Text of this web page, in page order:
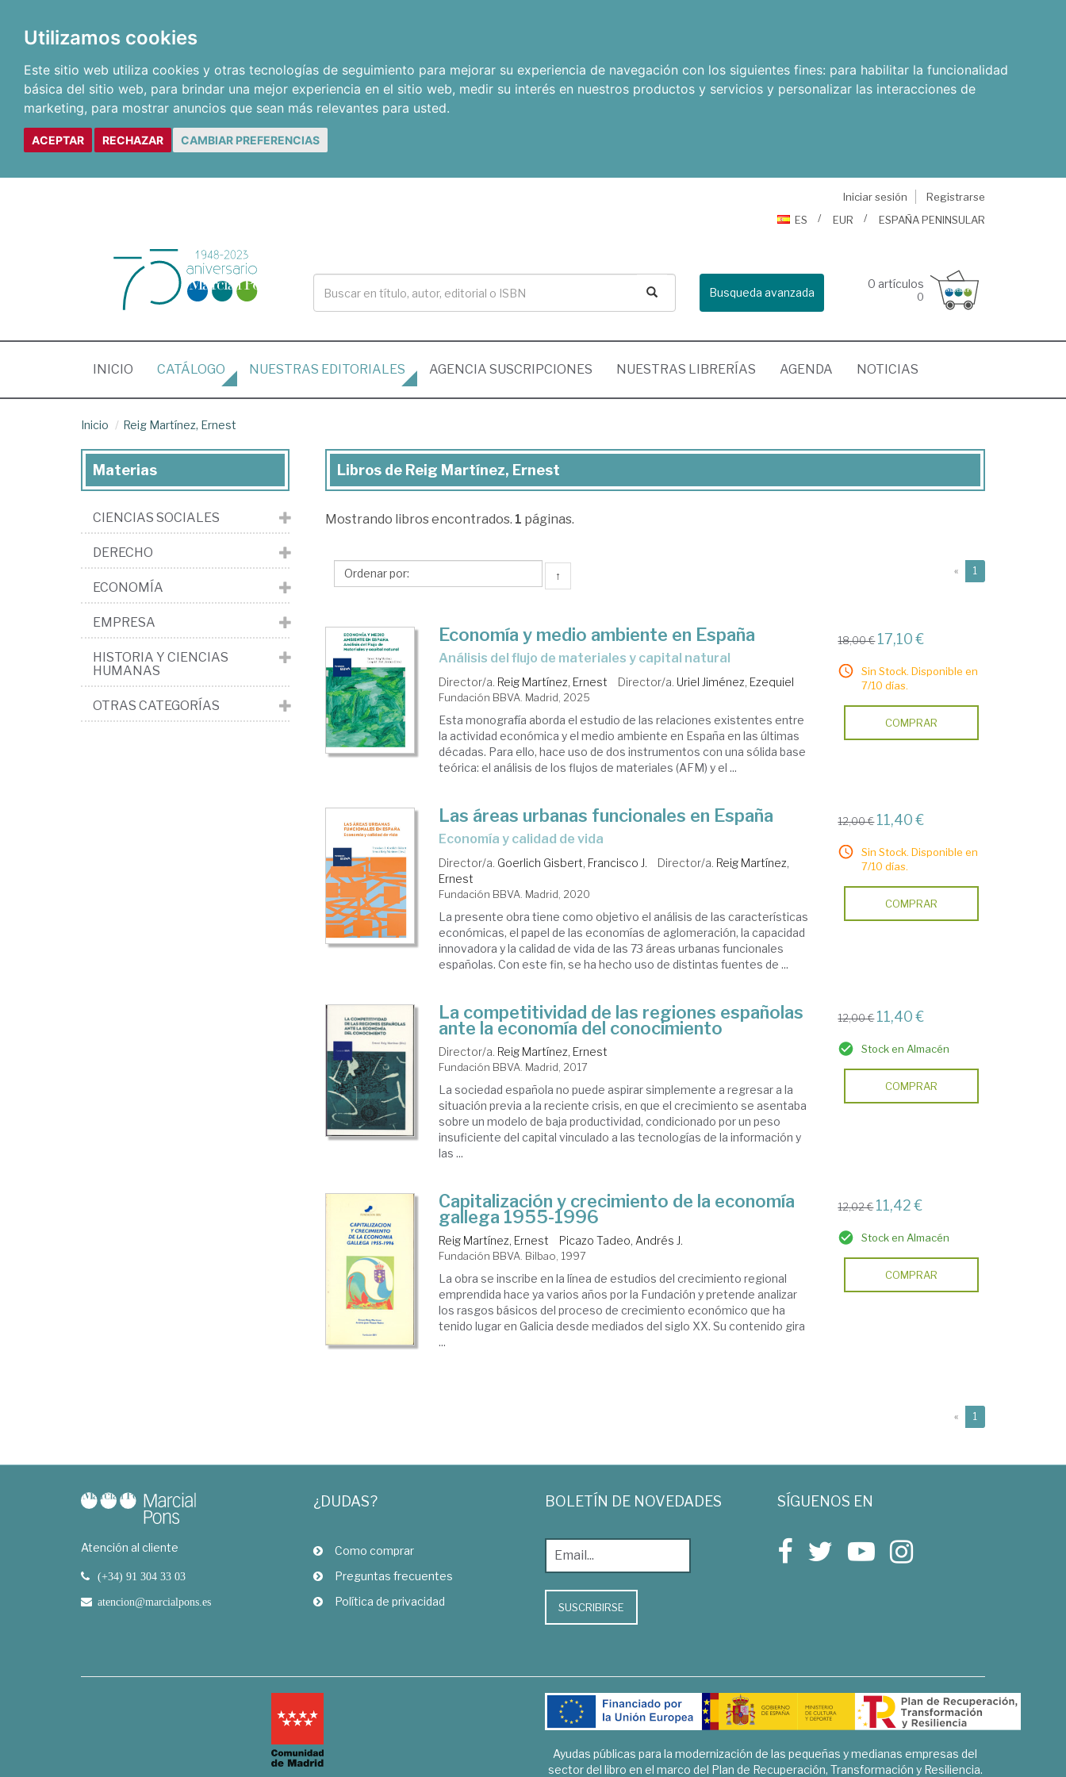
Utilizamos cookies
Este sitio web utiliza cookies y otras tecnologías de seguimiento para mejorar su experiencia de navegación con los siguientes fines: para habilitar la funcionalidad
básica del sitio web, para brindar una mejor experiencia en el sitio web, medir su interés en nuestros productos y servicios y personalizar las interacciones de
marketing, para mostrar anuncios que sean más relevantes para usted.
ACEPTAR RECHAZAR CAMBIAR PREFERENCIAS
Iniciar sesión
Registrarse
ES
EUR ESPAÑA PENINSULAR
Busqueda avanzada
0 artículos
0
INICIO (CURRENT)
CATÁLOGO NUESTRAS EDITORIALES AGENCIA SUSCRIPCIONES NUESTRAS LIBRERÍAS AGENDA NOTICIAS
Inicio Reig Martínez, Ernest
Libros
Reig
Ernest
Libros de Reig Martínez, Ernest
Mostrando libros encontrados. 1 páginas.
↑ « 1
Economía y medio ambiente en España
Análisis del flujo de materiales y capital natural
Director/a. Reig Martínez, Ernest Director/a. Uriel Jiménez, Ezequiel
Fundación BBVA. Madrid, 2025
Esta monografía aborda el estudio de las relaciones existentes entre
la actividad económica y el medio ambiente en España en las últimas
décadas. Para ello, hace uso de dos instrumentos con una sólida base
teórica: el análisis de los flujos de materiales (AFM) y el ...
18,00 € 17,10 €
Sin Stock. Disponible en
7/10 días.
COMPRAR
Las áreas urbanas funcionales en España
economía y calidad de vida
Director/a. Goerlich Gisbert, Francisco J. Director/a. Reig Martínez,
Ernest
Fundación BBVA. Madrid, 2020
La presente obra tiene como objetivo el análisis de las características
económicas, el papel de las economías de aglomeración, la capacidad
innovadora y la calidad de vida de las 73 áreas urbanas funcionales
españolas. Con este fin, se ha hecho uso de distintas fuentes de ...
12,00 € 11,40 €
Sin Stock. Disponible en
7/10 días.
COMPRAR
La competitividad de las regiones españolas
ante la economía del conocimiento
Director/a. Reig Martínez, Ernest
Fundación BBVA. Madrid, 2017
La sociedad española no puede aspirar simplemente a regresar a la
situación previa a la reciente crisis, en que el crecimiento se asentaba
sobre un modelo de baja productividad, condicionado por un peso
insuficiente del capital vinculado a las tecnologías de la información y
las ...
12,00 € 11,40 €
Stock en Almacén
COMPRAR
Capitalización y crecimiento de la economía
gallega 1955-1996
Reig Martínez, Ernest Picazo Tadeo, Andrés J.
Fundación BBVA. Bilbao, 1997
La obra se inscribe en la línea de estudios del crecimiento regional
emprendida hace ya varios años por la Fundación y pretende analizar
los rasgos básicos del proceso de crecimiento económico que ha
tenido lugar en Galicia desde mediados del siglo XX. Su contenido gira
...
12,02 € 11,42 €
Stock en Almacén
COMPRAR
« 1
Materias
CIENCIAS SOCIALES
DERECHO
ECONOMÍA
EMPRESA
HISTORIA Y CIENCIAS
HUMANAS
OTRAS CATEGORÍAS
Atención al cliente
(+34) 91 304 33 03
atencion@marcialpons.es
¿DUDAS?
Como comprar
Preguntas frecuentes
Política de privacidad
BOLETÍN DE NOVEDADES
SUSCRIBIRSE
SÍGUENOS EN
Ayudas públicas para la modernización de las pequeñas y medianas empresas del
sector del libro en el marco del Plan de Recuperación, Transformación y Resiliencia.